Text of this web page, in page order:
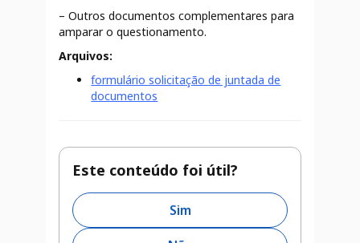
– Outros documentos complementares para
amparar o questionamento.
Arquivos:
formulário solicitação de juntada de
documentos
Este conteúdo foi útil?
Sim